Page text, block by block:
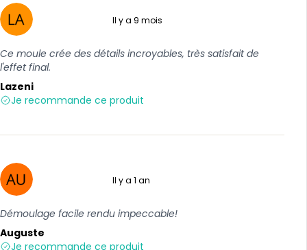
Il y a 9 mois
Ce moule crée des détails incroyables, très satisfait de
l'effet final.
Lazeni
Je recommande ce produit
Il y a 1 an
Démoulage facile rendu impeccable!
Auguste
Je recommande ce produit